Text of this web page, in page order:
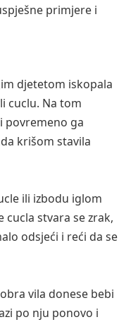
primjere i
djetetom iskopala
cuclu. Na tom
povremeno ga
krišom stavila
ili izbodu iglom
stvara se zrak,
odsjeći i reći da se
vila donese bebi
po nju ponovo i